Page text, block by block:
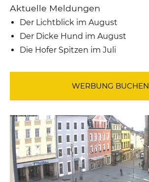
Aktuelle Meldungen
Der Lichtblick im August
Der Dicke Hund im August
Die Hofer Spitzen im Juli
WERBUNG BUCHEN